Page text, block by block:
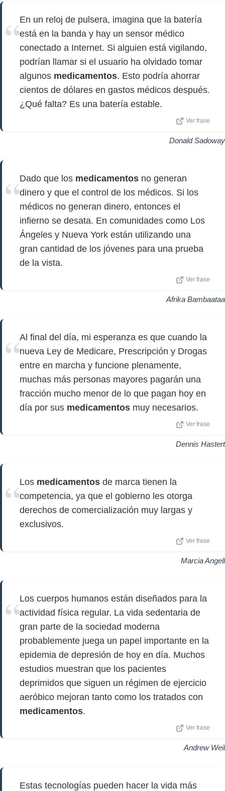
En un reloj de pulsera, imagina que la batería
está en la banda y hay un sensor médico
conectado a Internet. Si alguien está vigilando,
podrían llamar si el usuario ha olvidado tomar
algunos medicamentos. Esto podría ahorrar
cientos de dólares en gastos médicos después.
¿Qué falta? Es una batería estable.
Ver frase
Donald Sadoway
Dado que los medicamentos no generan
dinero y que el control de los médicos. Si los
médicos no generan dinero, entonces el
infierno se desata. En comunidades como Los
Ángeles y Nueva York están utilizando una
gran cantidad de los jóvenes para una prueba
de la vista.
Ver frase
Afrika Bambaataa
Al final del día, mi esperanza es que cuando la
nueva Ley de Medicare, Prescripción y Drogas
entre en marcha y funcione plenamente,
muchas más personas mayores pagarán una
fracción mucho menor de lo que pagan hoy en
día por sus medicamentos muy necesarios.
Ver frase
Dennis Hastert
Los medicamentos de marca tienen la
competencia, ya que el gobierno les otorga
derechos de comercialización muy largas y
exclusivos.
Ver frase
Marcia Angell
Los cuerpos humanos están diseñados para la
actividad física regular. La vida sedentaria de
gran parte de la sociedad moderna
probablemente juega un papel importante en la
epidemia de depresión de hoy en día. Muchos
estudios muestran que los pacientes
deprimidos que siguen un régimen de ejercicio
aeróbico mejoran tanto como los tratados con
medicamentos.
Ver frase
Andrew Weil
Estas tecnologías pueden hacer la vida más